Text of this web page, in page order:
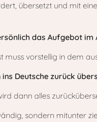
übersetzt und mit
das Aufgebot im
muss vorstellig in dem
Deutsche zurück
dann alles
sondern mitunter